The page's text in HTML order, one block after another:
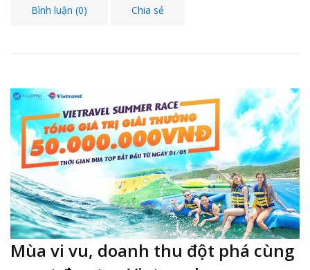
Bình luận (0) Chia sẻ
Mùa vi vu, doanh thu đột phá cùng